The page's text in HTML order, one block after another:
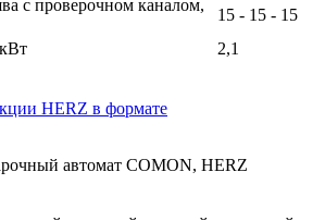
с проверочном каналом,
15 - 15 - 15
2,1
HERZ в формате
автомат COMON, HERZ